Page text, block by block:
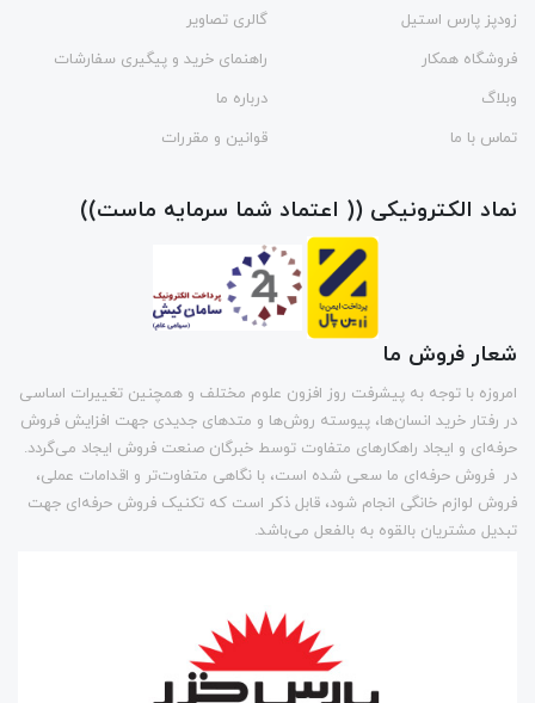
زودپز پارس استیل
گالری تصاویر
فروشگاه همکار
راهنمای خرید و پیگیری سفارشات
وبلاگ
درباره ما
تماس با ما
قوانین و مقررات
نماد الکترونیکی (( اعتماد شما سرمایه ماست))
شعار فروش ما
امروزه با توجه به پیشرفت روز افزون علوم مختلف و همچنین تغییرات اساسی
در رفتار خرید انسان‌ها، پیوسته روش‌ها و متد‌های جدیدی جهت افزایش فروش
حرفه‌ای و ایجاد راهکارهای متفاوت توسط خبرگان صنعت فروش ایجاد می‌گردد.
در فروش حرفه‌ای ما سعی شده است، با نگاهی متفاوت‌تر و اقدامات عملی،
فروش لوازم خانگی انجام شود، قابل ذکر است که تکنیک فروش حرفه‌ای جهت
تبدیل مشتریان بالقوه به بالفعل می‌باشد.